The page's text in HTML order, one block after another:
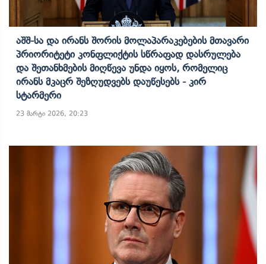
Აშშ-Სა Და Ირანს Შორის Მოლაპარაკებების Მთავარი
Პრიორიტეტი Კონფლიქტის Სწრაფად Დასრულება
Და Შეთანხმების Მიღწევა Უნდა Იყოს, Რომელიც
Ირანს Მკაცრ Შეზღუდვებს Დაუწესებს - Კირ
Სტარმერი
23 მარტი 2026, 20:23